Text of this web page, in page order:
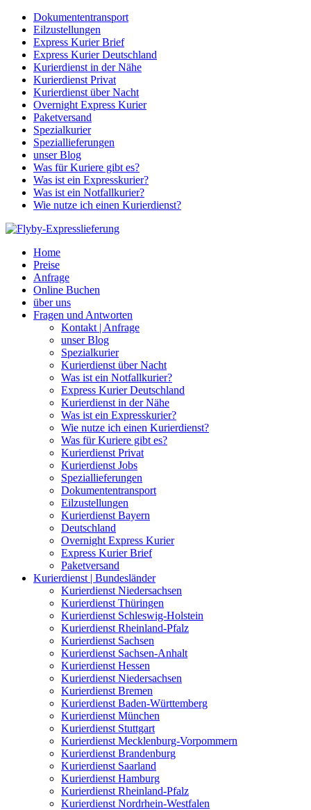
Dokumententransport
Eilzustellungen
Express Kurier Brief
Express Kurier Deutschland
Kurierdienst in der Nähe
Kurierdienst Privat
Kurierdienst über Nacht
Overnight Express Kurier
Paketversand
Spezialkurier
Speziallieferungen
unser Blog
Was für Kuriere gibt es?
Was ist ein Expresskurier?
Was ist ein Notfallkurier?
Wie nutze ich einen Kurierdienst?
Home
Preise
Anfrage
Online Buchen
über uns
Fragen und Antworten
Kontakt | Anfrage
unser Blog
Spezialkurier
Kurierdienst über Nacht
Was ist ein Notfallkurier?
Express Kurier Deutschland
Kurierdienst in der Nähe
Was ist ein Expresskurier?
Wie nutze ich einen Kurierdienst?
Was für Kuriere gibt es?
Kurierdienst Privat
Kurierdienst Jobs
Speziallieferungen
Dokumententransport
Eilzustellungen
Kurierdienst Bayern
Deutschland
Overnight Express Kurier
Express Kurier Brief
Paketversand
Kurierdienst | Bundesländer
Kurierdienst Niedersachsen
Kurierdienst Thüringen
Kurierdienst Schleswig-Holstein
Kurierdienst Rheinland-Pfalz
Kurierdienst Sachsen
Kurierdienst Sachsen-Anhalt
Kurierdienst Hessen
Kurierdienst Niedersachsen
Kurierdienst Bremen
Kurierdienst Baden-Württemberg
Kurierdienst München
Kurierdienst Stuttgart
Kurierdienst Mecklenburg-Vorpommern
Kurierdienst Brandenburg
Kurierdienst Saarland
Kurierdienst Hamburg
Kurierdienst Rheinland-Pfalz
Kurierdienst Nordrhein-Westfalen